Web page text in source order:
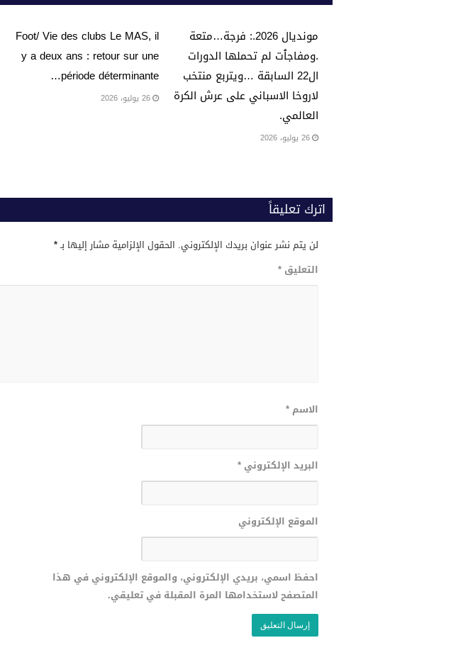
مونديال 2026.: فرجة…متعة
.ومفاجٱت لم تحملها الدورات
ال22 السابقة …ويتربع منتخب
لاروخا الاسباني على عرش الكرة
العالمي.
26 يوليو، 2026
Foot/ Vie des clubs Le MAS, il
y a deux ans : retour sur une
période déterminante…
26 يوليو، 2026
اترك تعليقاً
لن يتم نشر عنوان بريدك الإلكتروني. الحقول الإلزامية مشار إليها بـ*
التعليق *
الاسم *
البريد الإلكتروني *
الموقع الإلكتروني
احفظ اسمي، بريدي الإلكتروني، والموقع الإلكتروني في هذا
المتصفح لاستخدامها المرة المقبلة في تعليقي.